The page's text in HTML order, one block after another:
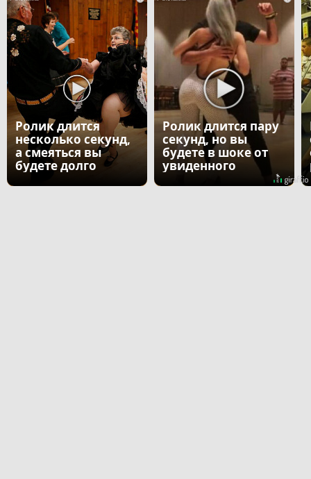
Ролик длится
несколько секунд,
а смеяться вы
будете долго
Ролик длится пару
секунд, но вы
будете в шоке от
увиденного